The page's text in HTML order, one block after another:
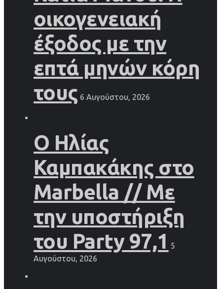
οικογενειακή
έξοδος με την
επτά μηνών κόρη
τους 6 Αυγούστου, 2026
Ο Ηλίας
Καμπακάκης στο
Marbella // Με
την υποστήριξη
του Party 97,1
5
Αυγούστου, 2026